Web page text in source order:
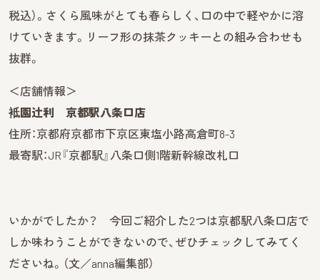
税込）。さくら風味がとても春らしく、口の中で軽やかに溶
けていきます。リーフ形の抹茶クッキーとの組み合わせも
抜群。
＜店舗情報＞
袛園辻利 京都駅八条口店
住所：京都府京都市下京区東塩小路高倉町8-3
最寄駅：JR『京都駅』八条口側1階新幹線改札口
いかがでしたか？ 今回ご紹介した2つは京都駅八条口店で
しか味わうことができないので、ぜひチェックしてみてく
ださいね。（文／anna編集部）